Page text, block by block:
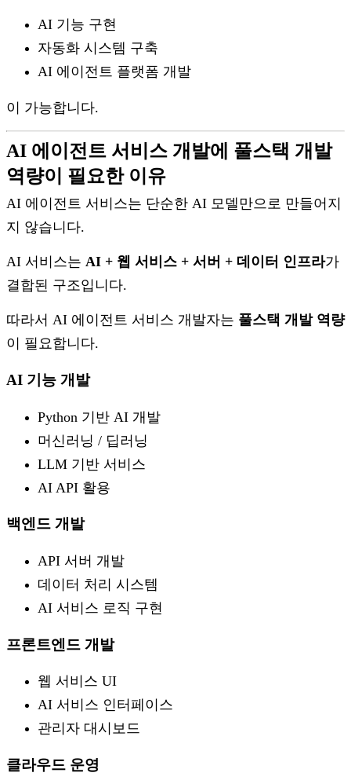
AI 기능 구현
자동화 시스템 구축
AI 에이전트 플랫폼 개발
이 가능합니다.
AI 에이전트 서비스 개발에 풀스택 개발
역량이 필요한 이유
AI 에이전트 서비스는 단순한 AI 모델만으로 만들어지
지 않습니다.
AI 서비스는 AI + 웹 서비스 + 서버 + 데이터 인프라가
결합된 구조입니다.
따라서 AI 에이전트 서비스 개발자는 풀스택 개발 역량
이 필요합니다.
AI 기능 개발
Python 기반 AI 개발
머신러닝 / 딥러닝
LLM 기반 서비스
AI API 활용
백엔드 개발
API 서버 개발
데이터 처리 시스템
AI 서비스 로직 구현
프론트엔드 개발
웹 서비스 UI
AI 서비스 인터페이스
관리자 대시보드
클라우드 운영